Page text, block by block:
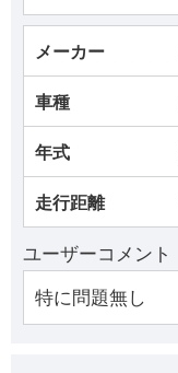
メーカー
車種
年式
走行距離
ユーザーコメント
特に問題無し